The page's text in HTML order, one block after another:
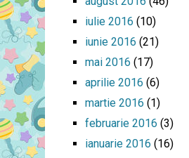
iulie 2016 (10)
iunie 2016 (21)
mai 2016 (17)
aprilie 2016 (6)
martie 2016 (1)
februarie 2016 (3)
ianuarie 2016 (16)